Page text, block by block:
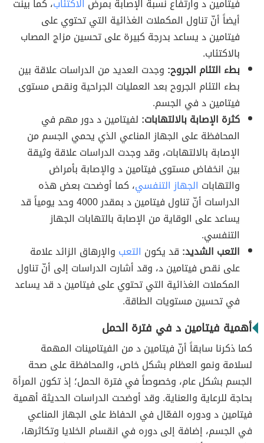
فيتامين د وارتفاع نسبة الإصابة بمرض الاكتئاب، كما بينت
أيضاً أنّ تناول المكملات الغذائية التي تحتوي على
فيتامين د يساعد بدرجة كبيرة على تحسين مزاج المصاب
بالاكتئاب.
بطء التئام الجروح: وجدت العديد من الدراسات علاقة بين
بطء التئام الجروح بعد العمليات الجراحية ونقص مستوى
فيتامين د في الجسم.
كثرة الإصابة بالالتهابات: لفيتامين د دور مهم في
المحافظة على الجهاز المناعي الذي يحمي الجسم من
الإصابة بالالتهابات، وقد وجدت الدراسات علاقة وثيقة
بين انخفاض مستوى فيتامين د والإصابة بأمراض
والتهابات الجهاز التنفسي، كما أوضحت بعض هذه
الدراسات أنّ تناول فيتامين د بمقدر 4000 وحد يومياً قد
يساعد على الوقاية من الإصابة بالتهابات الجهاز
التنفسي.
التعب الشديد: قد يكون التعب والإرهاق الزائد علامة
على نقص فيتامين د، وقد أشارت الدراسات إلى أنّ تناول
المكملات الغذائية التي تحتوي على فيتامين د قد يساعد
في تحسين مستويات الطاقة.
أهمية فيتامين د في فترة الحمل
كما ذكرنا سابقاً أنّ فيتامين د من الفيتامينات المهمة
لسلامة ونمو العظام بشكل خاص، والمحافظة على صحة
الجسم بشكل عام، وخصوصاً في فترة الحمل؛ إذ تكون المرأة
بحاجة للرعاية والعناية. وقد أوضحت الدراسات الحديثة أهمية
فيتامين د ودوره الفعّال في الحفاظ على الجهاز المناعي
في الجسم، إضافة إلى دوره في انقسام الخلايا وتكاثرها،